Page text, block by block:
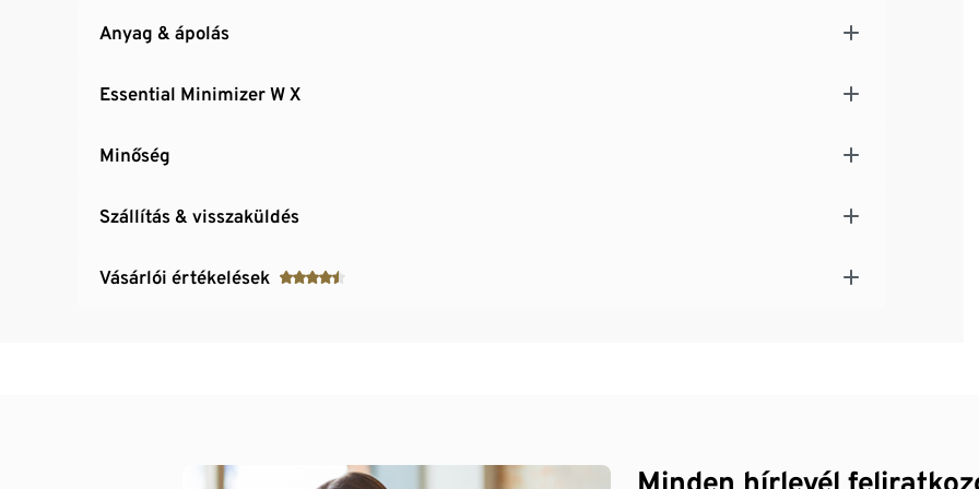
Anyag & ápolás
Essential Minimizer W X
Minőség
Szállítás & visszaküldés
Vásárlói értékelések
Minden hírlevél